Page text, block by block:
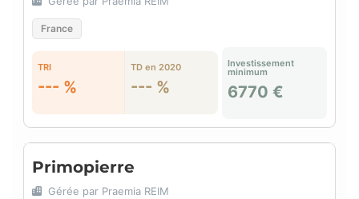
France
TRI
--- %
TD en 2020
--- %
Investissement
minimum
6770 €
Primopierre
Gérée par Praemia REIM